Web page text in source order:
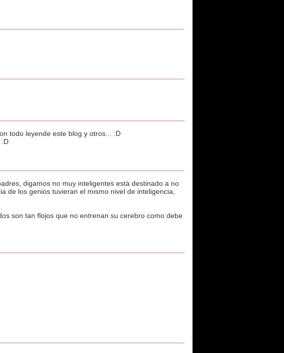
todo leyende este blog y otros... :D
:D
digamos no muy inteligentes está destinado a no
de los genios tuvieran el mismo nivel de inteligencia,
son tan flojos que no entrenan su cerebro como debe